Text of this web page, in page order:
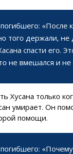
«После
того держали,
спасти его.
не вмешался и не
Хусана только
умирает. Он
помощи.